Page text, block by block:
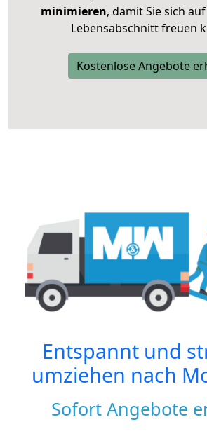
minimieren, damit Sie sich
Lebensabschnitt freuen
Kostenlose Angebote
Entspannt und
umziehen nach
Sofort Angebote